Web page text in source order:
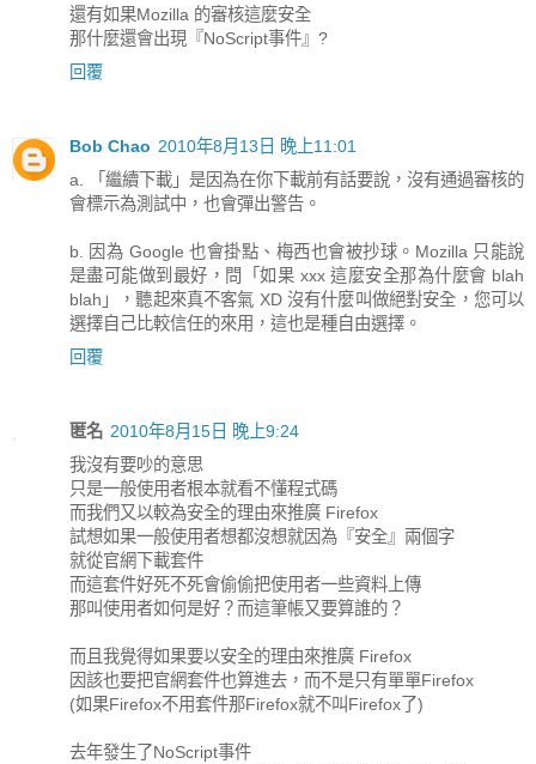
還有如果Mozilla 的審核這麼安全
那什麼還會出現『NoScript事件』?
回覆
Bob Chao 2010年8月13日 晚上11:01
a. 「繼續下載」是因為在你下載前有話要說，沒有通過審核的
會標示為測試中，也會彈出警告。
b. 因為 Google 也會掛點、梅西也會被抄球。Mozilla 只能說
是盡可能做到最好，問「如果 xxx 這麼安全那為什麼會 blah
blah」，聽起來真不客氣 XD 沒有什麼叫做絕對安全，您可以
選擇自己比較信任的來用，這也是種自由選擇。
回覆
匿名 2010年8月15日 晚上9:24
我沒有要吵的意思
只是一般使用者根本就看不懂程式碼
而我們又以較為安全的理由來推廣 Firefox
試想如果一般使用者想都沒想就因為『安全』兩個字
就從官網下載套件
而這套件好死不死會偷偷把使用者一些資料上傳
那叫使用者如何是好？而這筆帳又要算誰的？
而且我覺得如果要以安全的理由來推廣 Firefox
因該也要把官網套件也算進去，而不是只有單單Firefox
(如果Firefox不用套件那Firefox就不叫Firefox了)
去年發生了NoScript事件